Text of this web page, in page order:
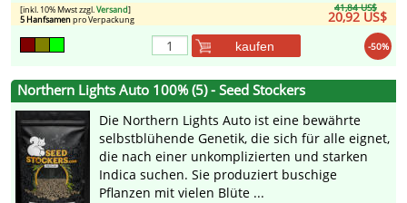
41,84 US$
20,92 US$
[inkl. 10% Mwst zzgl.Versand]
5 Hanfsamenpro Verpackung
-50%
kaufen
Northern Lights Auto 100% (5) - Seed Stockers
Die Northern Lights Auto ist eine bewährte
selbstblühende Genetik, die sich für alle eignet,
die nach einer unkomplizierten und starken
Indica suchen. Sie produziert buschige
Pflanzen mit vielen Blüte ...